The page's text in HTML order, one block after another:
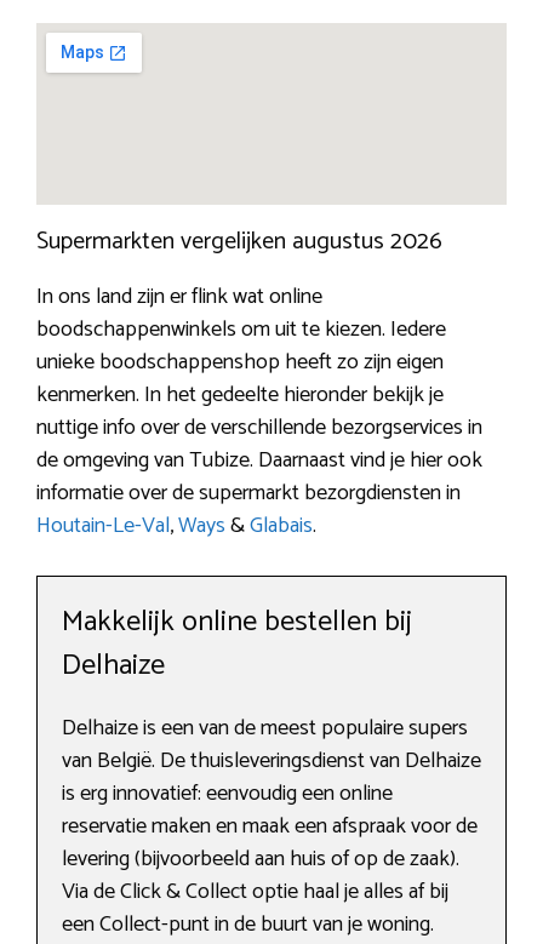
Supermarkten vergelijken augustus 2026
In ons land zijn er flink wat online
boodschappenwinkels om uit te kiezen. Iedere
unieke boodschappenshop heeft zo zijn eigen
kenmerken. In het gedeelte hieronder bekijk je
nuttige info over de verschillende bezorgservices in
de omgeving van Tubize. Daarnaast vind je hier ook
informatie over de supermarkt bezorgdiensten in
Houtain-Le-Val,Ways&Glabais.
Makkelijk online bestellen bij
Delhaize
Delhaize is een van de meest populaire supers
van België. De thuisleveringsdienst van Delhaize
is erg innovatief: eenvoudig een online
reservatie maken en maak een afspraak voor de
levering (bijvoorbeeld aan huis of op de zaak).
Via de Click & Collect optie haal je alles af bij
een Collect-punt in de buurt van je woning.